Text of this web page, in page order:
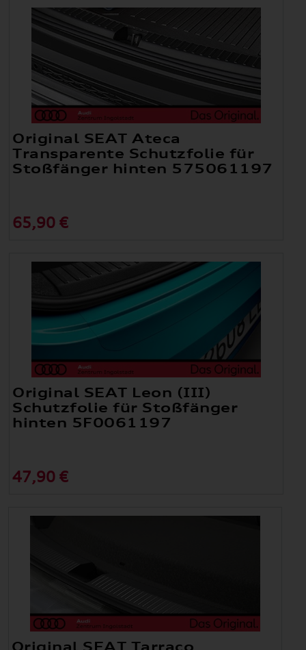
Original SEAT Ateca
Transparente Schutzfolie für
Stoßfänger hinten 575061197
65,90 €
Original SEAT Leon (III)
Schutzfolie für Stoßfänger
hinten 5F0061197
47,90 €
Original SEAT Tarraco